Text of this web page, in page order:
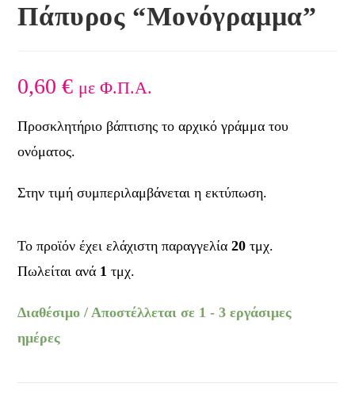
Πάπυρος “Μονόγραμμα”
0,60€ με Φ.Π.Α.
Προσκλητήριο βάπτισης το αρχικό γράμμα του
ονόματος.
Στην τιμή συμπεριλαμβάνεται η εκτύπωση.
Διαθέσιμο / Αποστέλλεται σε 1 - 3 εργάσιμες
ημέρες
Το προϊόν έχει ελάχιστη παραγγελία20 τμχ.
Πωλείται ανά 1 τμχ.